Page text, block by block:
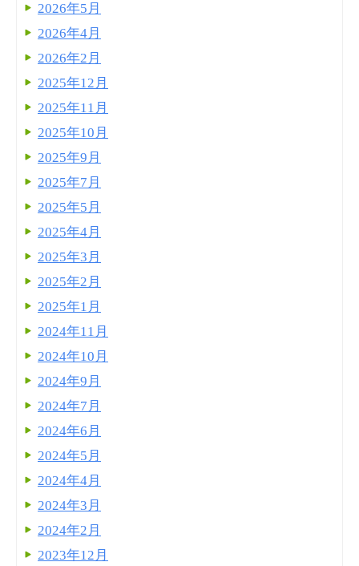
2026年5月
2026年4月
2026年2月
2025年12月
2025年11月
2025年10月
2025年9月
2025年7月
2025年5月
2025年4月
2025年3月
2025年2月
2025年1月
2024年11月
2024年10月
2024年9月
2024年7月
2024年6月
2024年5月
2024年4月
2024年3月
2024年2月
2023年12月